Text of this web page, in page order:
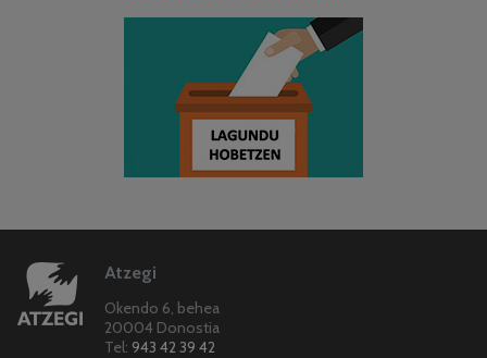
Atzegi
Okendo 6, behea
20004 Donostia
Tel: 943 42 39 42